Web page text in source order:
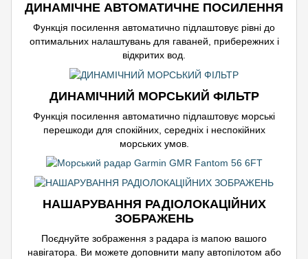
ДИНАМІЧНЕ АВТОМАТИЧНЕ ПОСИЛЕННЯ
Функція посилення автоматично підлаштовує рівні до
оптимальних налаштувань для гаваней, прибережних і
відкритих вод.
ДИНАМІЧНИЙ МОРСЬКИЙ ФІЛЬТР
Функція посилення автоматично підлаштовує морські
перешкоди для спокійних, середніх і неспокійних
морських умов.
НАШАРУВАННЯ РАДІОЛОКАЦІЙНИХ
ЗОБРАЖЕНЬ
Поєднуйте зображення з радара із мапою вашого
навігатора. Ви можете доповнити мапу автопілотом або